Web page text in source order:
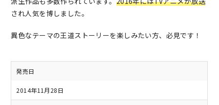
され人気を博しました。
異色なテーマの王道ストーリーを楽しみたい方、必見です！
発売日
2014年11月28日